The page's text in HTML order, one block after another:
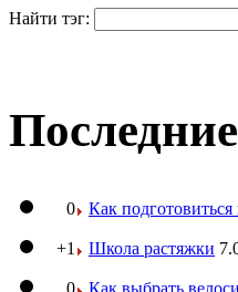
Найти тэг:
0 Как
+1 Школа растяжки
0 Как выбрать